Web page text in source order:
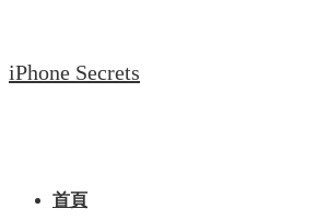
to
iPhone Secrets
Navigation
首頁